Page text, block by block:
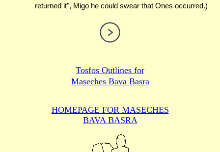
returned it", Migo he could swear that Ones occurred.)
Tosfos Outlines for
Maseches Bava Basra
HOMEPAGE FOR MASECHES
BAVA BASRA